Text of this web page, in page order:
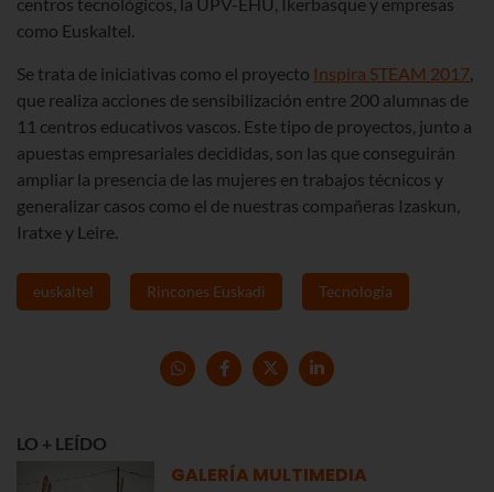
como Euskaltel.
Se trata de iniciativas como el proyecto Inspira STEAM 2017
que realiza acciones de sensibilización entre 200 alumnas de
11 centros educativos vascos. Este tipo de proyectos, junto a
apuestas empresariales decididas, son las que conseguirán
ampliar la presencia de las mujeres en trabajos técnicos y
generalizar casos como el de nuestras compañeras Izaskun,
Iratxe y Leire.
euskaltel Rincones Euskadi Tecnología
LO + LEÍDO
GALERÍA MULTIMEDIA